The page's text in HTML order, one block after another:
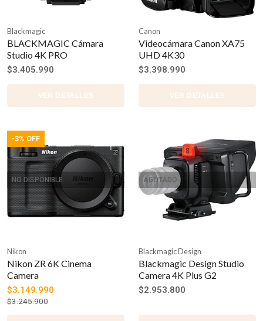
Blackmagic
BLACKMAGIC Cámara
Studio 4K PRO
$3.405.990
VER DETALLES
Canon
Videocámara Canon XA75
UHD 4K30
$3.398.990
VER DETALLES
-3% OFF
NO DISPONIBLE
Nikon
Nikon ZR 6K Cinema
Camera
$3.149.990
$3.245.900
AGOTADO
Blackmagic Design
Blackmagic Design Studio
Camera 4K Plus G2
$2.953.800